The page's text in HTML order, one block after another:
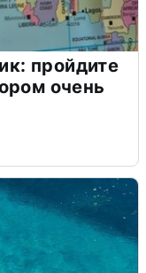
пройдите
очень